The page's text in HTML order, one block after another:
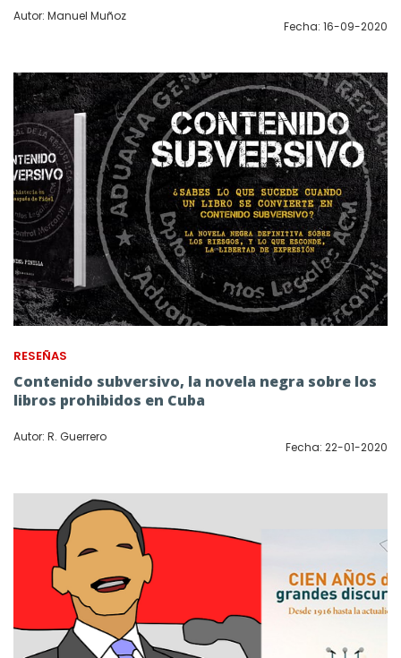
Autor: Manuel Muñoz
Fecha: 16-09-2020
RESEÑAS
Contenido subversivo, la novela negra sobre los
libros prohibidos en Cuba
Autor: R. Guerrero
Fecha: 22-01-2020